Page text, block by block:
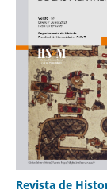
Revista de